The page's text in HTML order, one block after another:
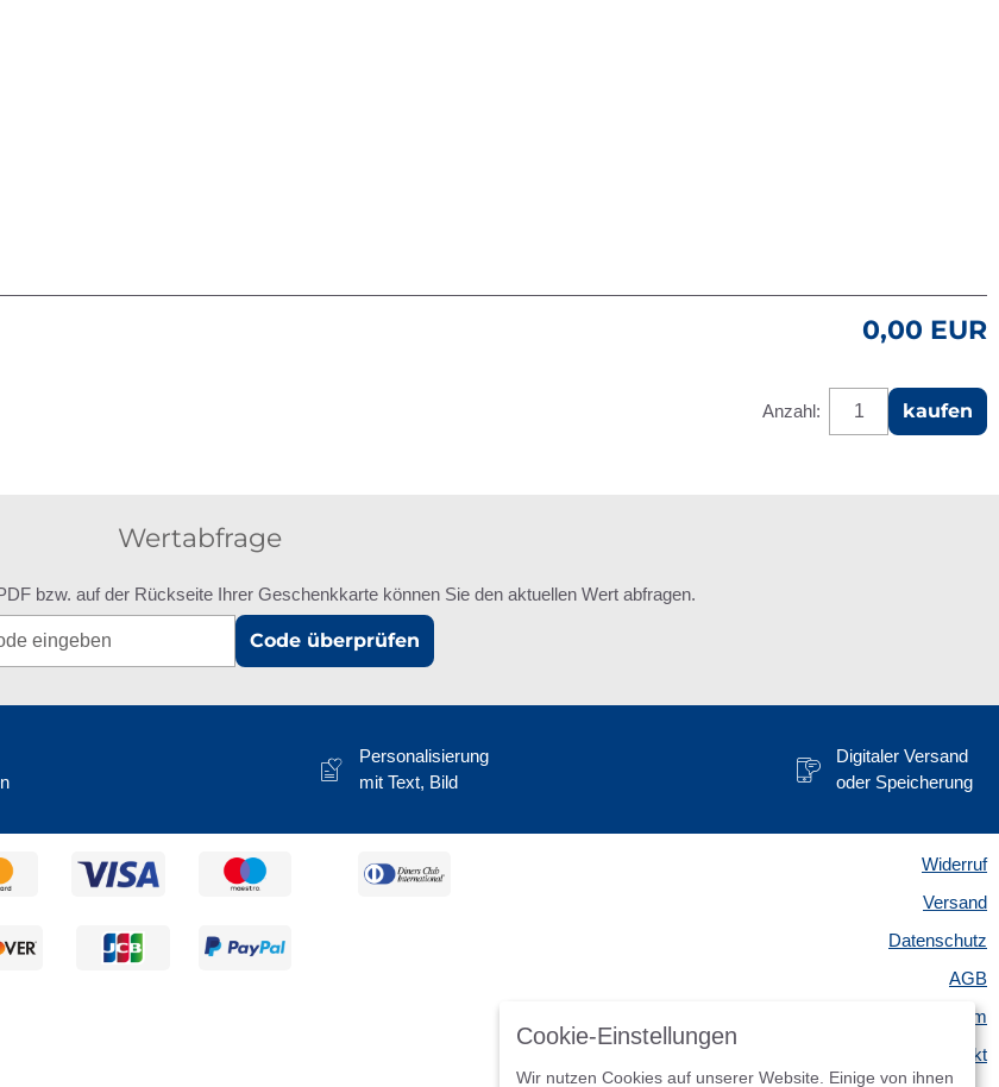
0,00 EUR
Anzahl: kaufen
Wertabfrage
bzw. auf der Rückseite Ihrer Geschenkkarte können Sie den aktuellen Wert abfragen.
Code überprüfen
Personalisierung
mit Text, Bild
Digitaler Versand
oder Speicherung
Widerruf
Versand
Datenschutz
AGB
Impressum
Kontakt
Cookie-Einstellungen
Wir nutzen Cookies auf unserer Website. Einige von ihnen